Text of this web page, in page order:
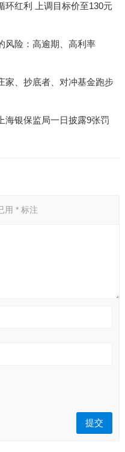
环红利 上调目标价至130元
风险：高逾期、高利率
家、抄底者、对冲基金跑步
海银保监局一日披露9张罚
用 *标注